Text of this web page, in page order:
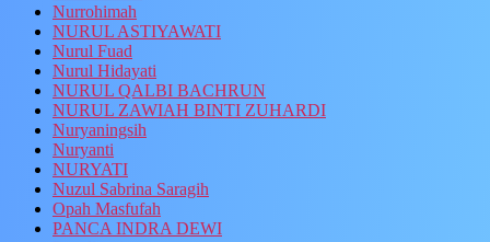
Nurrohimah
NURUL ASTIYAWATI
Nurul Fuad
Nurul Hidayati
NURUL QALBI BACHRUN
NURUL ZAWIAH BINTI ZUHARDI
Nuryaningsih
Nuryanti
NURYATI
Nuzul Sabrina Saragih
Opah Masfufah
PANCA INDRA DEWI